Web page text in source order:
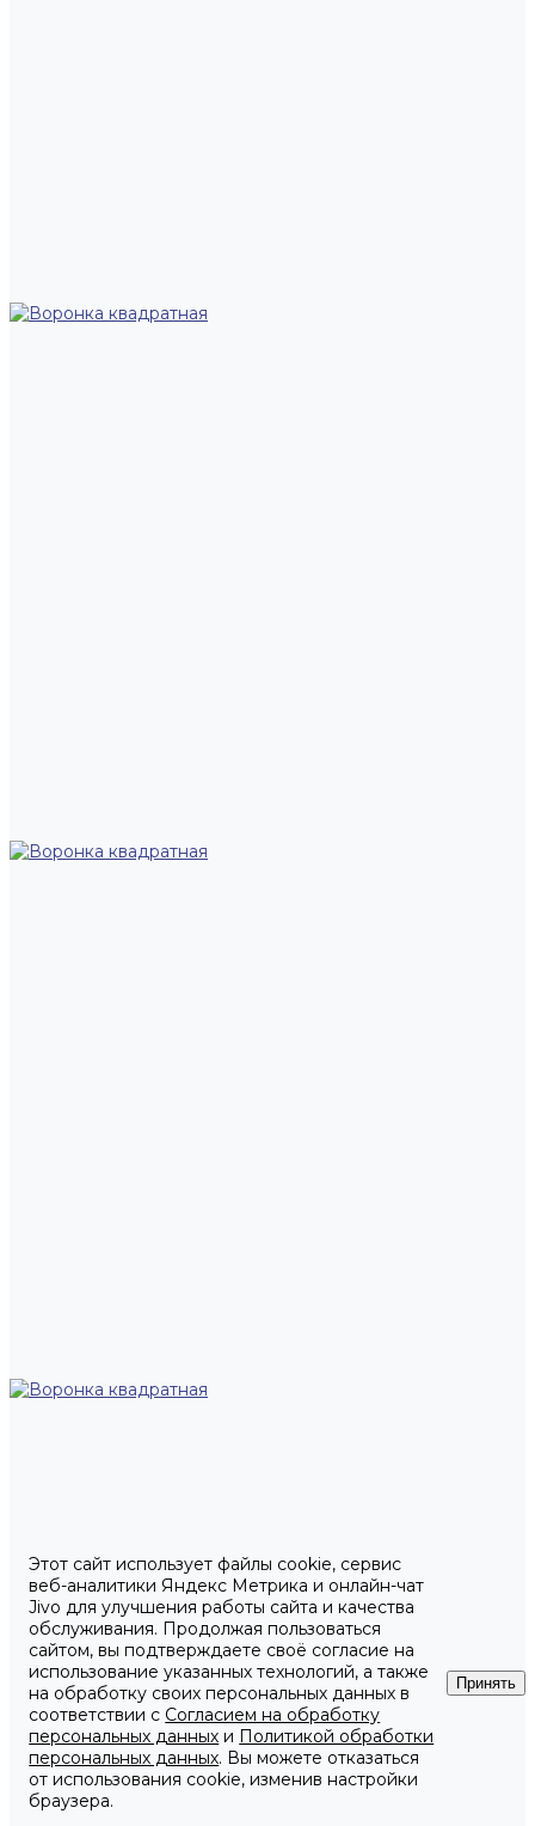
Этот сайт использует файлы cookie, сервис
веб-аналитики Яндекс Метрика и онлайн-чат
Jivo для улучшения работы сайта и качества
обслуживания. Продолжая пользоваться
сайтом, вы подтверждаете своё согласие на
использование указанных технологий, а также
на обработку своих персональных данных в
соответствии с Согласием на обработку
персональных данных и Политикой обработки
персональных данных. Вы можете отказаться
от использования cookie, изменив настройки
браузера.
Принять